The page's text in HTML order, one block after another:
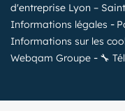
d'entreprise Lyon –
Informations légales
Informations sur les
Webqam Groupe
🔧